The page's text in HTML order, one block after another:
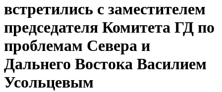
встретились с заместителем
председателя Комитета ГД по
проблемам Севера и
Дальнего Востока Василием
Усольцевым